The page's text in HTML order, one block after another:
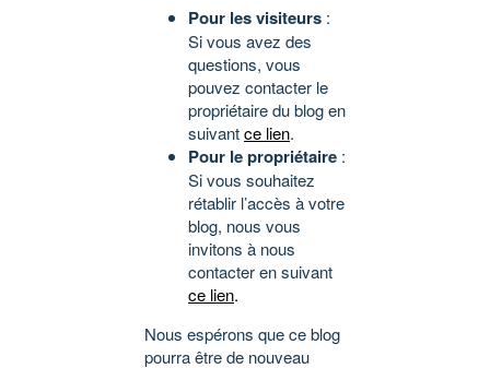
Pour les visiteurs :
Si vous avez des
questions, vous
pouvez contacter le
propriétaire du blog en
suivantce lien.
Pour le propriétaire :
Si vous souhaitez
rétablir l’accès à votre
blog, nous vous
invitons à nous
contacter en suivant
ce lien.
Nous espérons que ce blog
pourra être de nouveau